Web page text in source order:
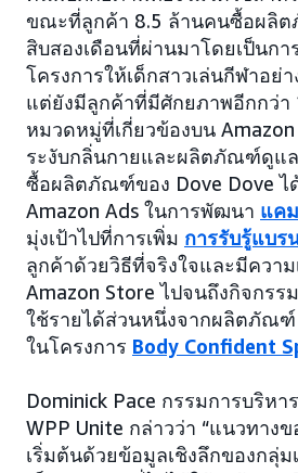
ขณะที่ลูกค้า 8.5 ล้านคนซื้อผลิ
สิบสองเดือนที่ผ่านมาโดยเป็นก
โครงการให้เด็กสาวเล่นกีฬาอย่
แต่ยังมีลูกค้าที่มีศักยภาพอีกกว่า
หมวดหมู่ที่เกี่ยวข้องบน
ระงับกลิ่นกายและผลิตภัณฑ์ดูแ
ซื้อผลิตภัณฑ์ของ Dove Dove ไ
Amazon Ads ในการพัฒนา แค
มุ่งเป้าไปที่การเพิ่ม การรับรู้แบร
ลูกค้าด้วยวิธีที่จริงใจและมีควา
Amazon Store ไปจนถึงกิจกร
ใช้รายได้ส่วนหนึ่งจากผลิตภัณฑ์
ในโครงการ Body Confident
Dominick Pace กรรมการบริห
WPP Unite กล่าวว่า “แนวทาง
เริ่มต้นด้วยข้อมูลเชิงลึกของกลุ่ม